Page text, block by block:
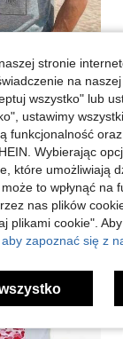
HIMLAND Męski top na ramiączkach z tropikalnym nadrukiem, wakacyjny, prezent na Dzień Ojca, piłka nożna
stronie
na
wszystko" lub
ustawimy
Wybierając
które umożliwiają
to wpłynąć na
nas plików
plikami cookie".
aby zapoznać się z